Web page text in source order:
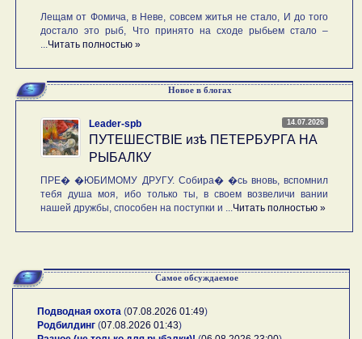
Лещам от Фомича, в Неве, совсем житья не стало, И до того
достало это рыб, Что принято на сходе рыбьем стало –
Читать полностью »
Новое в блогах
14.07.2026
Leader-spb
ПУТЕШЕСТВIE изѣ ПЕТЕРБУРГА НА
РЫБАЛКУ
ПРЕ� �ЮБИМОМУ ДРУГУ. Собира� �сь вновь, вспомнил
тебя душа моя, ибо только ты, в своем возвеличи вании
нашей дружбы, способен на поступки и ... Читать полностью »
Самое обсуждаемое
Подводная охота (07.08.2026 01:49)
Родбилдинг (07.08.2026 01:43)